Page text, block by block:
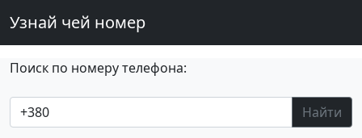
Узнай чей номер
Поиск по номеру телефона:
Найти